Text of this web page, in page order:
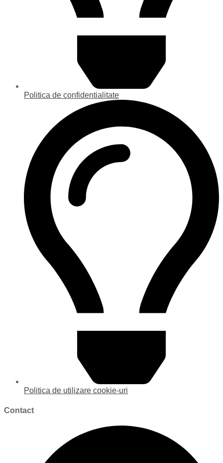
Politica de confidentialitate
Politica de utilizare cookie-uri
Contact